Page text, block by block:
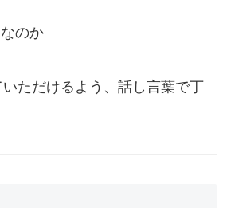
のか
ただけるよう、話し言葉で丁